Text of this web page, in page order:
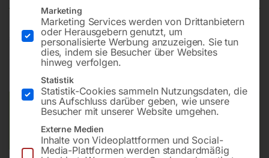
162,00
inkl. MwSt. zzgl.Versandkosten
Lieferzeit: ca. 2 - 3 Tage
Versandkosten Standard (Österreich):€10,00
Bitte beachten Sie: Die Versandkosten gelten für Österreich.
Andere Länder können abweichen.
Marketing
Marketing Services werden von Drittanbietern
oder Herausgebern genutzt, um
personalisierte Werbung anzuzeigen. Sie tun
dies, indem sie Besucher über Websites
hinweg verfolgen.
Statistik
Statistik-Cookies sammeln Nutzungsdaten, die
uns Aufschluss darüber geben, wie unsere
Besucher mit unserer Website umgehen.
Externe Medien
Inhalte von Videoplattformen und Social-
Media-Plattformen werden standardmäßig